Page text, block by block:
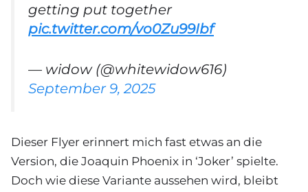
getting put together
pic.twitter.com/vo0Zu99Ibf
— widow (@whitewidow616)
September 9, 2025
Dieser Flyer erinnert mich fast etwas an die
Version, die Joaquin Phoenix in ‘Joker’ spielte.
Doch wie diese Variante aussehen wird, bleibt